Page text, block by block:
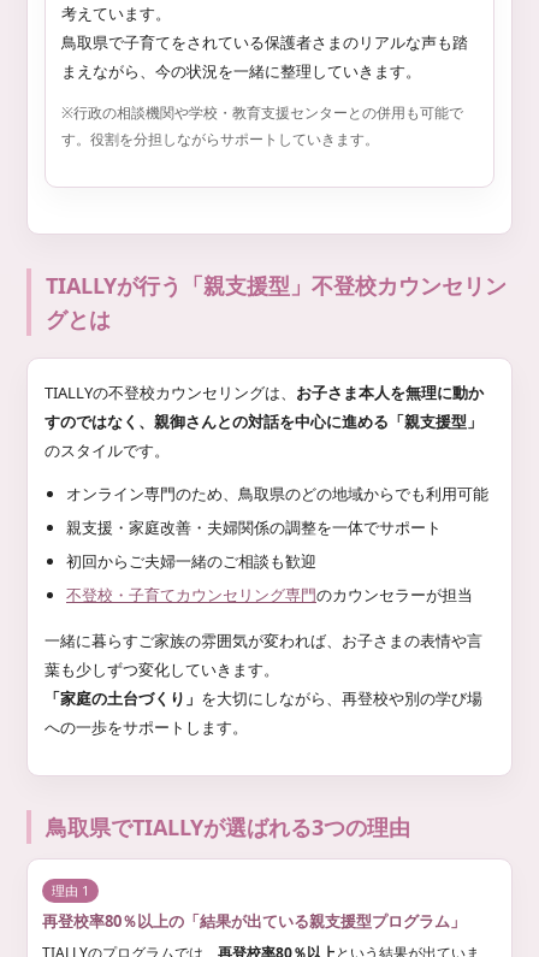
考えています。
鳥取県で子育てをされている保護者さまのリアルな声も踏
まえながら、今の状況を一緒に整理していきます。
※行政の相談機関や学校・教育支援センターとの併用も可能で
す。役割を分担しながらサポートしていきます。
TIALLYが行う「親支援型」不登校カウンセリン
グとは
TIALLYの不登校カウンセリングは、 お子さま本人を無理に動か
すのではなく、親御さんとの対話を中心に進める「親支援型」
のスタイルです。
オンライン専門のため、鳥取県のどの地域からでも利用可能
親支援・家庭改善・夫婦関係の調整を一体でサポート
初回からご夫婦一緒のご相談も歓迎
不登校・子育てカウンセリング専門のカウンセラーが担当
一緒に暮らすご家族の雰囲気が変われば、お子さまの表情や言
葉も少しずつ変化していきます。
「家庭の土台づくり」 を大切にしながら、再登校や別の学び場
への一歩をサポートします。
鳥取県でTIALLYが選ばれる3つの理由
理由 1
再登校率80％以上の「結果が出ている親支援型プログラム」
TIALLYのプログラムでは、再登校率80％以上という結果が出ていま